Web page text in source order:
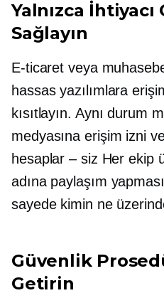
Yalnızca
Sağlayın
E-ticaret veya
hassas yazılımlara
kısıtlayın. Aynı durum
medyasına erişim izni
hesaplar – siz Her ekip
adına paylaşım
sayede kimin ne
Güvenlik
Getirin